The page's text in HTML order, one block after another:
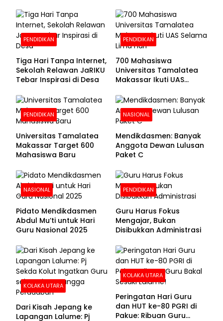
Pendaftaran Segera
Dibuka
PENDIDIKAN
Tiga Hari Tanpa Internet,
Sekolah Relawan JaRIKU
Tebar Inspirasi di Desa
PENDIDIKAN
700 Mahasiswa
Universitas Tamalatea
Makassar Ikuti UAS
PENDIDIKAN
Universitas Tamalatea
Makassar Target 600
Mahasiswa Baru
NASIONAL
Mendikdasmen: Banyak
Anggota Dewan Lulusan
Paket C
NASIONAL
Pidato Mendikdasmen
Abdul Mu’ti untuk Hari
Guru Nasional 2025
PENDIDIKAN
Guru Harus Fokus
Mengajar, Bukan
Disibukkan Administrasi
KOLAKA UTARA
Dari Kisah Jepang ke
Lapangan Lalume: Pj
KOLAKA UTARA
Peringatan Hari Guru
dan HUT ke-80 PGRI di
Pakue: Ribuan Guru